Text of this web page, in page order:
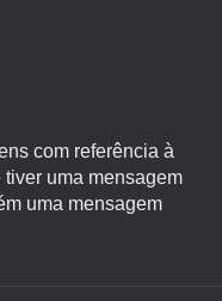
com referência à
uma mensagem
uma mensagem